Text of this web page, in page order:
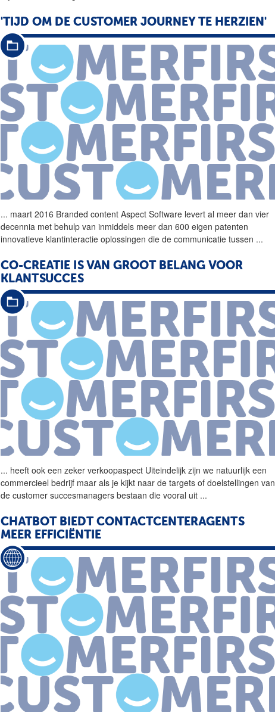
'TIJD OM DE CUSTOMER JOURNEY TE HERZIEN'
... maart 2016 Branded contentAspect Software levert al meer dan vier
decennia met behulp van inmiddels meer dan 600 eigen patenten
innovatieve klantinteractie oplossingen die de communicatie tussen ...
CO-CREATIE IS VAN GROOT BELANG VOOR
KLANTSUCCES
... heeft ook een zeker verkoopaspect Uiteindelijk zijn we natuurlijk een
commercieel bedrijf maar als je kijkt naar de targets of doelstellingen van
de customer succesmanagers bestaan die vooral uit ...
CHATBOT BIEDT CONTACTCENTERAGENTS
MEER EFFICIËNTIE